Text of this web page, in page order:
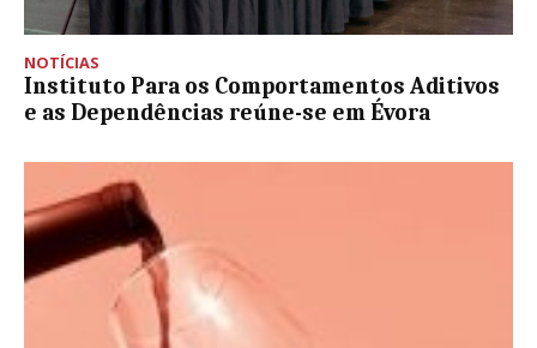
NOTÍCIAS
Instituto Para os Comportamentos Aditivos
e as Dependências reúne-se em Évora